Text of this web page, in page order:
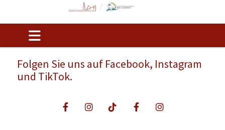
Folgen Sie uns auf Facebook, Instagram
und TikTok.